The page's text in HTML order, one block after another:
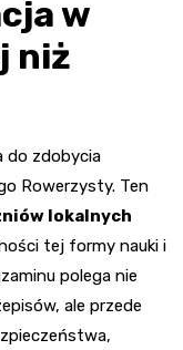
w
niż
do zdobycia
Rowerzysty. Ten
lokalnych
tej formy nauki i
polega nie
ale przede